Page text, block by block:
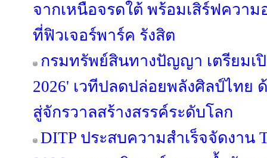
จากเหนือจรดใต้ พร้อมเสิร์ฟควา
ที่ฟิวเจอร์พาร์ค รังสิต
กรมทรัพย์สินทางปัญญา เตรียมเปิ
2026' เวทีปลดปล่อยพลังศิลป์ไท
สู่จักรวาลสร้างสรรค์ระดับโลก
DITP ประสบความสำเร็จจัดงาน